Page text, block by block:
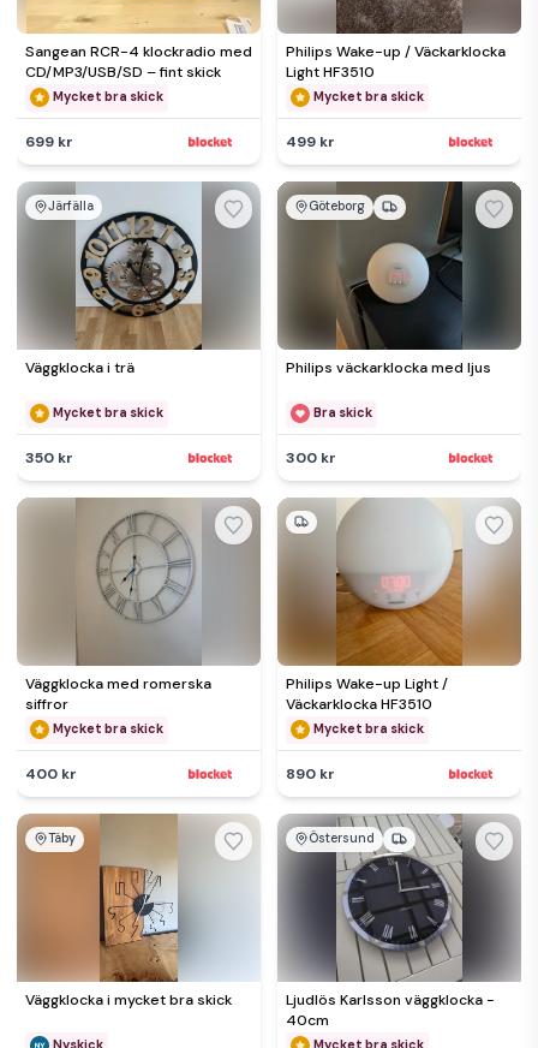
Sangean RCR-4 klockradio med
CD/MP3/USB/SD – fint skick
Mycket bra skick
699 kr
Philips Wake-up / Väckarklocka
Light HF3510
Mycket bra skick
499 kr
Järfälla
Väggklocka i trä
Mycket bra skick
350 kr
Göteborg
Philips väckarklocka med ljus
Bra skick
300 kr
Väggklocka med romerska
siffror
Mycket bra skick
400 kr
Philips Wake-up Light /
Väckarklocka HF3510
Mycket bra skick
890 kr
Täby
Väggklocka i mycket bra skick
Östersund
Ljudlös Karlsson väggklocka -
40cm